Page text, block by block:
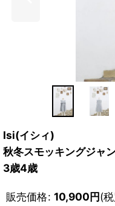
Isi(イシィ)
秋冬スモッキングジャ
3歳4歳
販売価格: 10,900円(